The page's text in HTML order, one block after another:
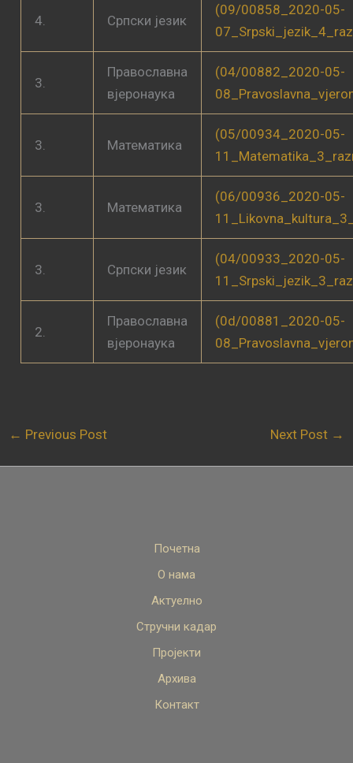
4. Српски језик
(09/00858_2020-05-
3.
Православна
вјеронаука
(04/00882_2020-05-
3. Математика
(05/00934_2020-05-
3. Математика
(06/00936_2020-05-
3. Српски језик
(04/00933_2020-05-
2.
Православна
вјеронаука
(0d/00881_2020-05-
← Previous Post Next Post →
Почетна
О нама
Актуелно
Стручни кадар
Пројекти
Архива
Контакт